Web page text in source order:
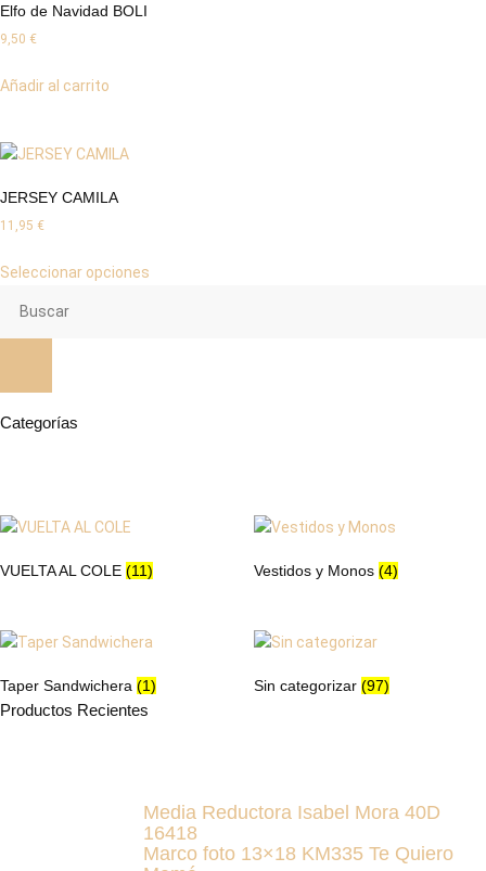
Elfo de Navidad BOLI
9,50 €
Añadir al carrito
JERSEY CAMILA
11,95 €
Seleccionar opciones
Categorías
VUELTA AL COLE (11) Vestidos y Monos (4)
Taper Sandwichera (1) Sin categorizar (97)
Productos Recientes
Media Reductora Isabel Mora 40D
16418
Marco foto 13×18 KM335 Te Quiero